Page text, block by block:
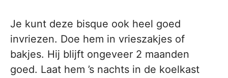
Je kunt deze bisque ook heel goed
invriezen. Doe hem in vrieszakjes of
bakjes. Hij blijft ongeveer 2 maanden
goed. Laat hem ’s nachts in de koelkast